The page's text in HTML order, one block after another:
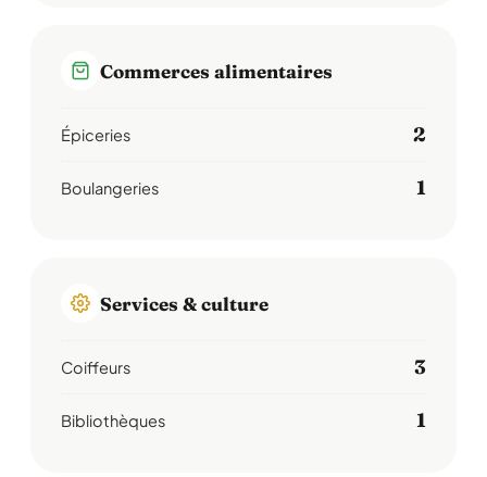
Commerces alimentaires
Épiceries 2
Boulangeries 1
Services & culture
Coiffeurs 3
Bibliothèques 1